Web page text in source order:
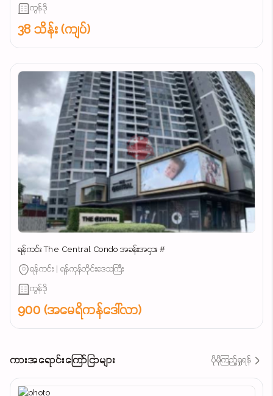
ကွန်ဒို
38 သိန်း (ကျပ်)
ရန်ကင်း The Central Condo အခန်းအငှား #
ရန်ကင်း | ရန်ကုန်တိုင်းဒေသကြီး
ကွန်ဒို
900 (အမေရိကန်ဒေါ်လာ)
ကားအရောင်းကြော်ငြာများ ပိုမိုကြည့်ရှုရန်